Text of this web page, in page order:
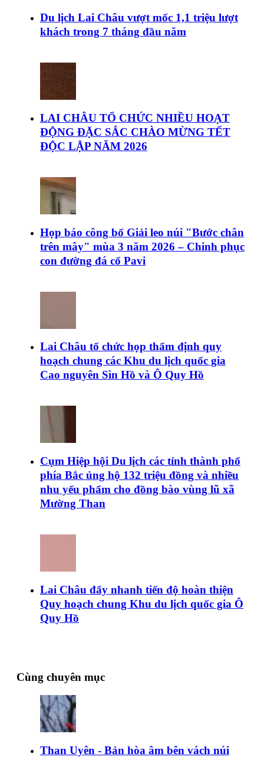
Du lịch Lai Châu vượt mốc 1,1 triệu lượt
khách trong 7 tháng đầu năm
LAI CHÂU TỔ CHỨC NHIỀU HOẠT
ĐỘNG ĐẶC SẮC CHÀO MỪNG TẾT
ĐỘC LẬP NĂM 2026
Họp báo công bố Giải leo núi "Bước chân
trên mây" mùa 3 năm 2026 – Chinh phục
con đường đá cổ Pavi
Lai Châu tổ chức họp thẩm định quy
hoạch chung các Khu du lịch quốc gia
Cao nguyên Sìn Hồ và Ô Quy Hồ
Cụm Hiệp hội Du lịch các tỉnh thành phố
phía Bắc ủng hộ 132 triệu đồng và nhiều
nhu yếu phẩm cho đồng bào vùng lũ xã
Mường Than
Lai Châu đẩy nhanh tiến độ hoàn thiện
Quy hoạch chung Khu du lịch quốc gia Ô
Quy Hồ
Cùng chuyên mục
Than Uyên - Bản hòa âm bên vách núi